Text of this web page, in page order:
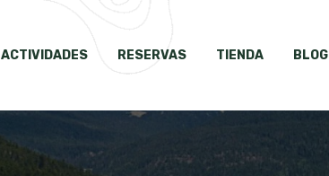
ACTIVIDADES RESERVAS TIENDA BLOG